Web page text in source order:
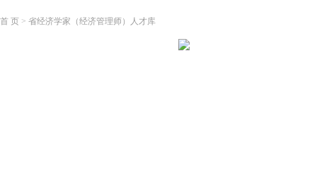
首 页 > 省经济学家（经济管理师）人才库